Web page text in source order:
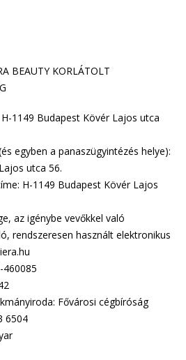
BEAUTY KORLÁTOLT
1149 Budapest Kövér Lajos utca
egyben a panaszügyintézés helye):
utca 56.
H-1149 Budapest Kövér Lajos
az igénybe vevőkkel való
rendszeresen használt elektronikus
460085
Fővárosi cégbíróság
6504